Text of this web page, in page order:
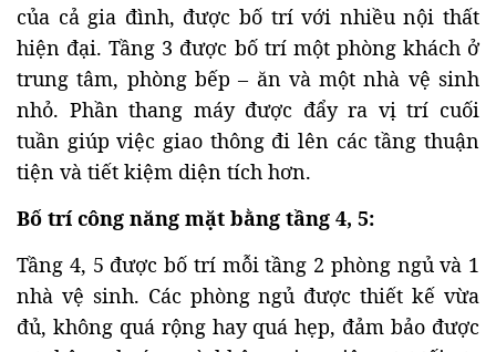
của cả gia đình, được bố trí với nhiều nội thất
hiện đại. Tầng 3 được bố trí một phòng khách ở
trung tâm, phòng bếp – ăn và một nhà vệ sinh
nhỏ. Phần thang máy được đẩy ra vị trí cuối
tuần giúp việc giao thông đi lên các tầng thuận
tiện và tiết kiệm diện tích hơn.
Bố trí công năng mặt bằng tầng 4, 5:
Tầng 4, 5 được bố trí mỗi tầng 2 phòng ngủ và 1
nhà vệ sinh. Các phòng ngủ được thiết kế vừa
đủ, không quá rộng hay quá hẹp, đảm bảo được